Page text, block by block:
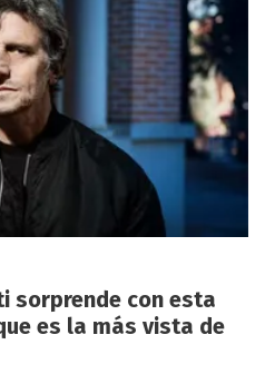
sorprende con esta
es la más vista de